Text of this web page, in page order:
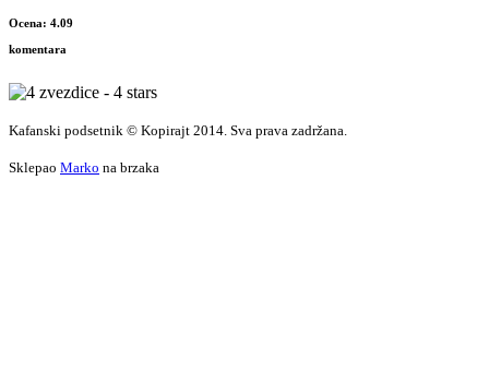
Ocena: 4.09
komentara
Kafanski podsetnik © Kopirajt 2014. Sva prava zadržana.
Sklepao Marko na brzaka